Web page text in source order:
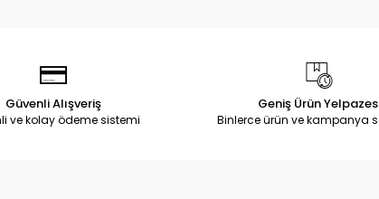
Güvenli Alışveriş
ve kolay ödeme sistemi
Geniş Ürün
Binlerce ürün ve kampanya